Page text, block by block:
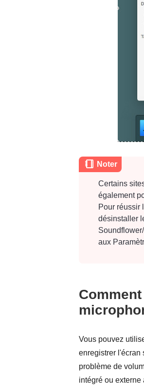
Noter
Certains
également
Pour réussir
désinstaller
aux
Vous pouvez
enregistrer l'écran
problème de
intégré ou